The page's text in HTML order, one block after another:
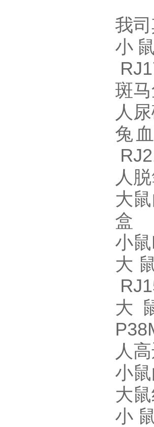
我
小
斑
人
兔
人
大
盒
小
大
大
人
小
大
小